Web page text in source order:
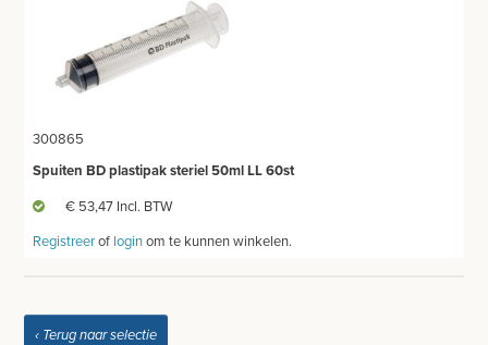
300865
Spuiten BD plastipak steriel 50ml LL 60st
€ 53,47 Incl. BTW
Registreerof loginom te kunnen winkelen.
‹ Terug naar selectie